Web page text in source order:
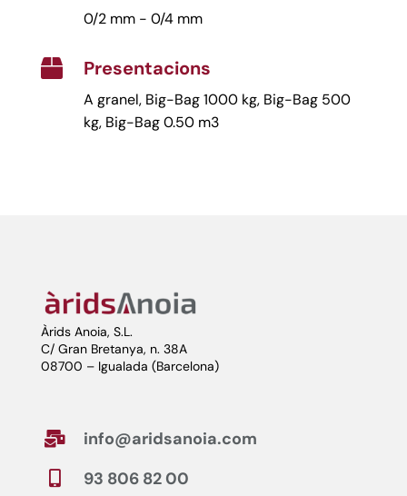
0/2 mm - 0/4 mm
 Presentacions
A granel, Big-Bag 1000 kg, Big-Bag 500
kg, Big-Bag 0.50 m3
Àrids Anoia, S.L.
C/ Gran Bretanya, n. 38A
08700 – Igualada (Barcelona)
 info@aridsanoia.com
 93 806 82 00